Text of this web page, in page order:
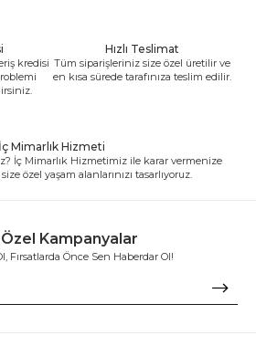
kredisi
Hızlı Teslimat
Tüm siparişleriniz size özel üretilir ve
en kısa sürede tarafınıza teslim edilir.
İç Mimarlık Hizmeti
İç Mimarlık Hizmetimiz ile karar vermenize
özel yaşam alanlarınızı tasarlıyoruz.
Kampanyalar
Fırsatlarda Önce Sen Haberdar Ol!